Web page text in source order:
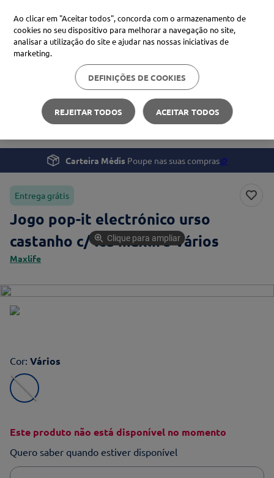
Procure no Marketplace Médis
Pesquisas mais comuns
xiaomi
4º cerave
Gravidez e Bebé
Brinquedos
Jogo pop-it electrónico urso castanho c/ lcd maxlife
Carteira Médis Poupe nas suas compras🪙
Entrega grátis
Jogo pop-it electrónico urso
castanho c/ lcd maxlife Vários
Maxlife
Clique para ampliar
Cor: Vários
Este produto não está disponível no momento
Quero saber quando estiver disponível
Ao clicar em "Aceitar todos", concorda com o armazenamento de
cookies no seu dispositivo para melhorar a navegação no site,
analisar a utilização do site e ajudar nas nossas iniciativas de
marketing.
DEFINIÇÕES DE COOKIES
REJEITAR TODOS ACEITAR TODOS